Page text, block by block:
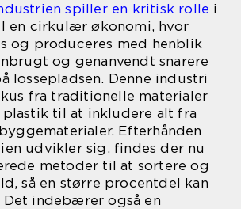
spiller en kritisk rolle i
en cirkulær økonomi, hvor
og produceres med henblik
og genanvendt snarere
lossepladsen. Denne industri
fra traditionelle materialer
til at inkludere alt fra
Efterhånden
udvikler sig, findes der nu
metoder til at sortere og
så en større procentdel kan
Det indebærer også en